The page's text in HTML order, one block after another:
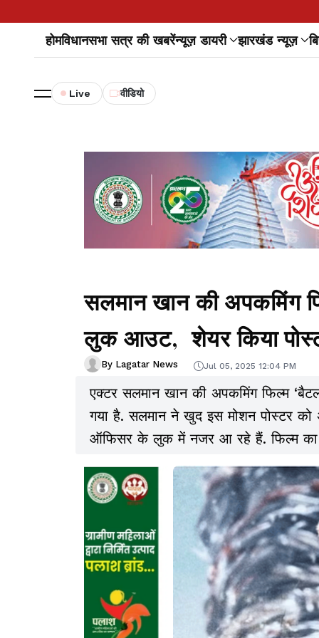
होमविधानसभा सत्र की खबरेंन्यूज़ डायरी झारखंड न्यूज़
Live वीडियो
सलमान खान की अपकमिंग
लुक आउट, शेयर किया
By Lagatar News Jul 05, 2025 12:04 PM
एक्टर सलमान खान की अपकमिंग फिल्म
गया है. सलमान ने खुद इस मोशन पोस्टर को
ऑफिसर के लुक में नजर आ रहे हैं. फिल्म का
खान भारतीय सेना के वीर शहीद कर्नल बी.